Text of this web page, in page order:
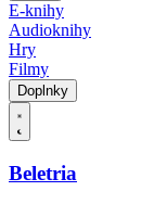
E-knihy
Audioknihy
Hry
Filmy
Doplnky
Beletria